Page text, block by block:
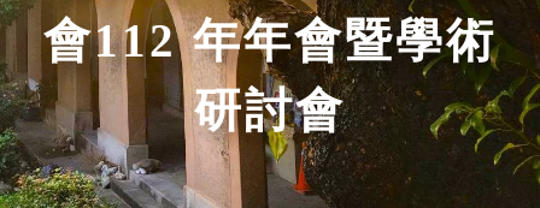
會112 年年會暨學術
研討會